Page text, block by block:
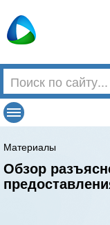
Материалы
Обзор